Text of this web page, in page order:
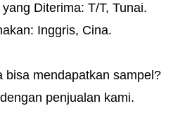
Diterima: T/T, Tunai.
Inggris, Cina.
bisa mendapatkan sampel?
penjualan kami.